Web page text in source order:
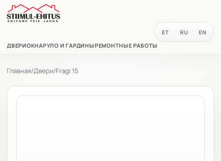
ДВЕРИОКНАРУЛО И ГАРДИНЫРЕМОНТНЫЕ РАБОТЫ
ET RU EN
Главная/Двери/Fragi 15